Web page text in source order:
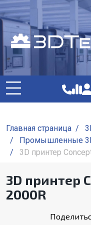
Главная страница /
/
Промышленные
/
3D принтер
3D принтер
2000R